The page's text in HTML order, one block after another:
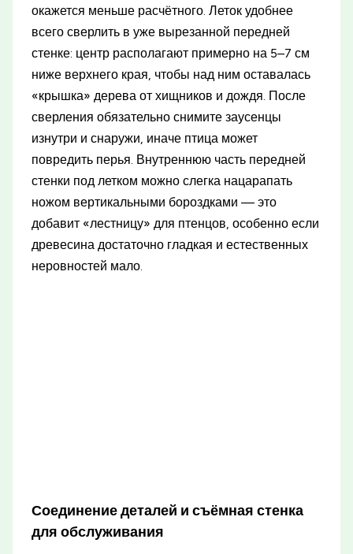
окажется меньше расчётного. Леток удобнее
всего сверлить в уже вырезанной передней
стенке: центр располагают примерно на 5–7 см
ниже верхнего края, чтобы над ним оставалась
«крышка» дерева от хищников и дождя. После
сверления обязательно снимите заусенцы
изнутри и снаружи, иначе птица может
повредить перья. Внутреннюю часть передней
стенки под летком можно слегка нацарапать
ножом вертикальными бороздками — это
добавит «лестницу» для птенцов, особенно если
древесина достаточно гладкая и естественных
неровностей мало.
Соединение деталей и съёмная стенка
для обслуживания